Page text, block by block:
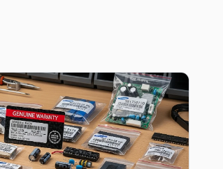
yerinde yeniliyor.